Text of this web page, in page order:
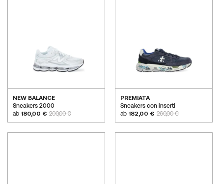
NEW BALANCE
Sneakers 2000
ab 180,00 € 200,00 €
PREMIATA
Sneakers con inserti
ab 182,00 € 260,00 €